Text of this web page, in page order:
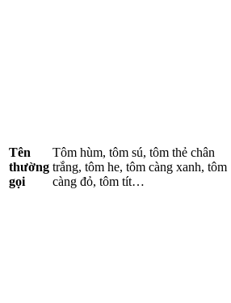
Tên
thường
gọi
Tôm hùm, tôm sú, tôm thẻ chân
trắng, tôm he, tôm càng xanh, tôm
càng đỏ, tôm tít…